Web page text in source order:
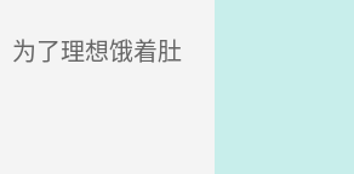
为了理想饿着肚